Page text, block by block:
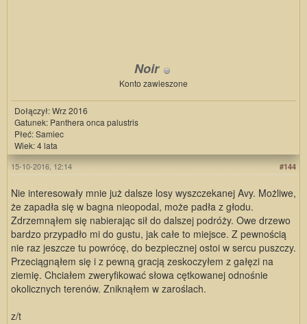
Noir
Konto zawieszone
Dołączył: Wrz 2016
Gatunek: Panthera onca palustris
Płeć: Samiec
Wiek: 4 lata
#144
15-10-2016, 12:14
Nie interesowały mnie już dalsze losy wyszczekanej Avy. Możliwe,
że zapadła się w bagna nieopodal, może padła z głodu.
Zdrzemnąłem się nabierając sił do dalszej podróży. Owe drzewo
bardzo przypadło mi do gustu, jak całe to miejsce. Z pewnością
nie raz jeszcze tu powrócę, do bezpiecznej ostoi w sercu puszczy.
Przeciągnąłem się i z pewną gracją zeskoczyłem z gałęzi na
ziemię. Chciałem zweryfikować słowa cętkowanej odnośnie
okolicznych terenów. Zniknąłem w zaroślach.
z/t